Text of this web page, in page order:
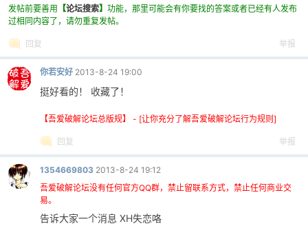
发帖前要善用 【论坛搜索】 功能，那里可能会有你要找的答案或者已经有人发布
过相同内容了，请勿重复发帖。
回复 举报
你若安好 2013-8-24 19:00
挺好看的！ 收藏了！
【吾爱破解论坛总版规】 - [让你充分了解吾爱破解论坛行为规则]
回复 举报
1354669803 2013-8-24 19:12
吾爱破解论坛没有任何官方QQ群，禁止留联系方式，禁止任何商业交
易。
告诉大家一个消息 XH失恋咯